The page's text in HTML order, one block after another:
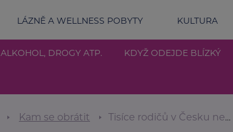
LÁZNĚ A WELLNESS POBYTY KULTURA
ALKOHOL, DROGY ATP. KDYŽ ODEJDE BLÍZKÝ
Kam se obrátit Tisíce rodičů v Česku nemají na školní obědy. Počet žádostí o podporu meziročně stoupl o 15 %, přibývají i rodiny z Prahy